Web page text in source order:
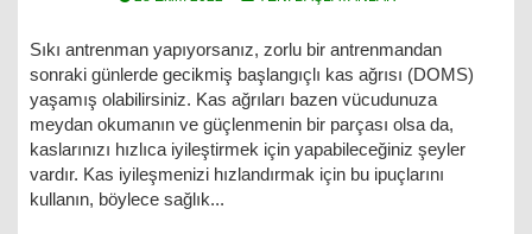
Sıkı antrenman yapıyorsanız, zorlu bir antrenmandan
sonraki günlerde gecikmiş başlangıçlı kas ağrısı (DOMS)
yaşamış olabilirsiniz. Kas ağrıları bazen vücudunuza
meydan okumanın ve güçlenmenin bir parçası olsa da,
kaslarınızı hızlıca iyileştirmek için yapabileceğiniz şeyler
vardır. Kas iyileşmenizi hızlandırmak için bu ipuçlarını
kullanın, böylece sağlık...